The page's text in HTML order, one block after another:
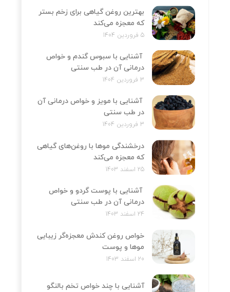
بهترین روغن گیاهی برای زخم بستر
که معجزه می‌کند
5 فروردین 1404
آشنایی با سبوس گندم و خواص
درمانی آن در طب سنتی
3 فروردین 1404
آشنایی با مویز و خواص درمانی آن
در طب سنتی
3 فروردین 1404
درخشندگی موها با روغن‌های گیاهی
که معجزه می‌کند
25 اسفند 1403
آشنایی با پوست گردو و خواص
درمانی آن در طب سنتی
24 اسفند 1403
خواص روغن کندش معجزه‌‌گر زیبایی
موها و پوست
20 اسفند 1403
آشنایی با چند خواص تخم بالنگو